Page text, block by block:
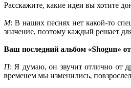
Расскажите, какие идеи вы хотите
М: В наших песнях нет какой-то
значение, поэтому каждый решает
Ваш последний альбом «Shogun»
П: Я думаю, он звучит отлично от
временем мы изменились,